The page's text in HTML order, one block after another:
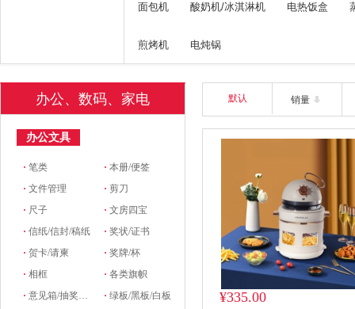
面包机 酸奶机/冰淇淋机 电热饭盒
煎烤机 电炖锅
办公、数码、家电
办公文具
·笔类 ·本册/便签
·文件管理 ·剪刀
· 尺子 ·文房四宝
·信纸/信封/稿纸 ·奖状/证书
·贺卡/请柬 ·奖牌/杯
·相框 ·各类旗帜
·意见箱/抽奖箱/信件箱 ·绿板/黑板/白板
默认 销量
¥335.00